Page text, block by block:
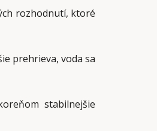
rozhodnutí, ktoré
prehrieva, voda sa
stabilnejšie